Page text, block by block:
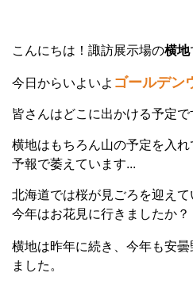
こんにちは！諏訪展示場の横地
今日からいよいよ ゴールデン
皆さんはどこに出かける予定で
横地はもちろん山の予定を入
予報で萎えています...
北海道では桜が見ごろを迎え
今年はお花見に行きましたか？
横地は昨年に続き、今年も安曇
ました。